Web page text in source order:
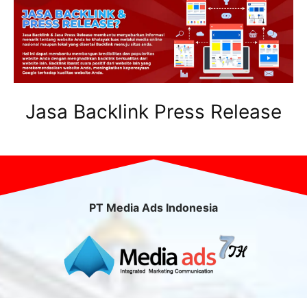
Jasa Backlink Press Release
PT Media Ads Indonesia